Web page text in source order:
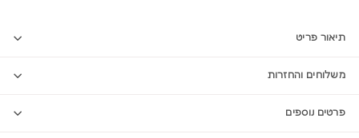
תיאור פריט
משלוחים והחזרות
פרטים נוספים